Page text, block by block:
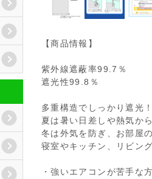
【商品情報】
紫外線遮蔽率99.7％
遮光性99.8％
多重構造でしっかり遮光！
夏は暑い日差しや熱気か
冬は外気を防ぎ、お部屋
寝室やキッチン、リビン
・強いエアコンが苦手な